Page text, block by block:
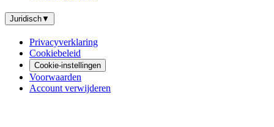
Juridisch▼
Privacyverklaring
Cookiebeleid
Cookie-instellingen
Voorwaarden
Account verwijderen